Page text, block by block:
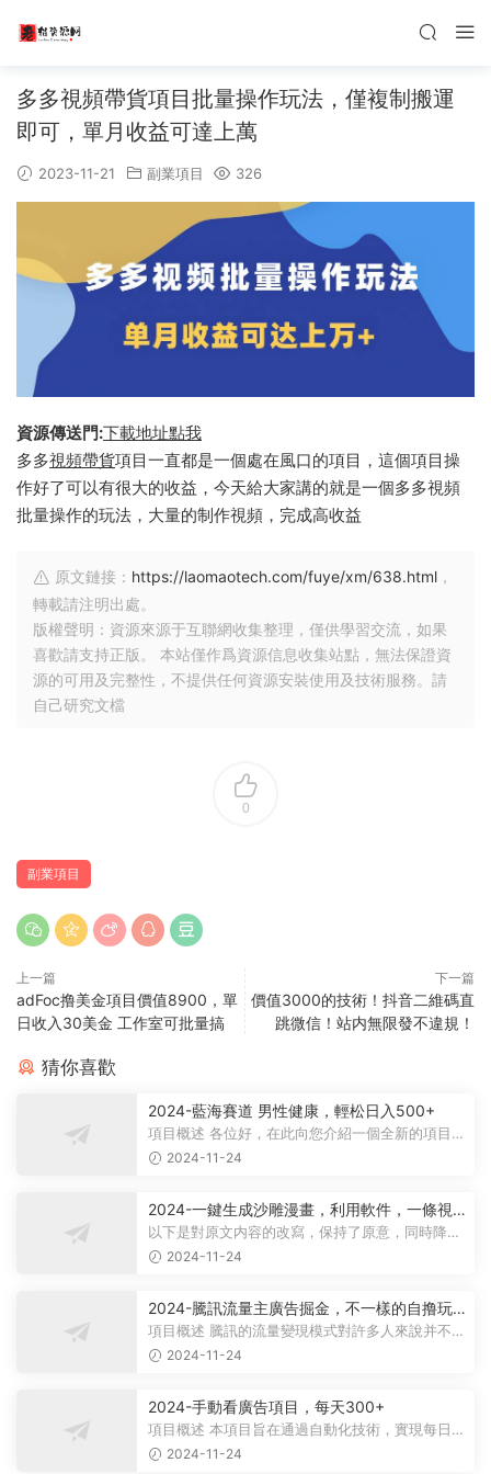
多多視頻帶貨項目批量操作玩法，僅複制搬運
即可，單月收益可達上萬
2023-11-21 副業項目 326
資源傳送門:下載地址點我
多多視頻帶貨項目一直都是一個處在風口的項目，這個項目操
作好了可以有很大的收益，今天給大家講的就是一個多多視頻
批量操作的玩法，大量的制作視頻，完成高收益
原文鏈接： https://laomaotech.com/fuye/xm/638.html ，
轉載請注明出處。
版權聲明：資源來源于互聯網收集整理，僅供學習交流，如果
喜歡請支持正版。 本站僅作爲資源信息收集站點，無法保證資
源的可用及完整性，不提供任何資源安裝使用及技術服務。請
自己研究文檔
0
副業項目
上一篇
adFoc撸美金項目價值8900，單
日收入30美金 工作室可批量搞
下一篇
價值3000的技術！抖音二維碼直
跳微信！站内無限發不違規！
猜你喜歡
2024-藍海賽道 男性健康，輕松日入500+
項目概述 各位好，在此向您介紹一個全新的項目，
它聚焦于男性健康領域。衆所周知...
2024-11-24
2024-一鍵生成沙雕漫畫，利用軟件，一條視
頻播放12W+，單日變現1000+
以下是對原文内容的改寫，保持了原意，同時降低
2024-11-24
2024-騰訊流量主廣告掘金，不一樣的自撸玩
法，日賺500-1000+，無設備要求
項目概述 騰訊的流量變現模式對許多人來說并不陌
生，大多數人對其盈利方式有所了...
2024-11-24
2024-手動看廣告項目，每天300+
項目概述 本項目旨在通過自動化技術，實現每日觀
2024-11-24